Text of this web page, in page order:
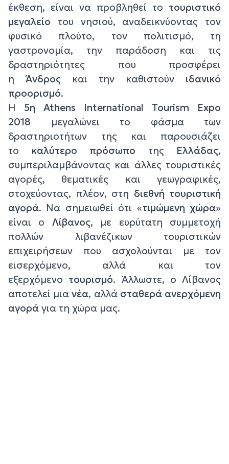
έκθεση, είναι να προβληθεί το τουριστικό
μεγαλείο του νησιού, αναδεικνύοντας τον
φυσικό πλούτο, τον πολιτισμό, τη
γαστρονομία, την παράδοση και τις
δραστηριότητες που προσφέρει
ηΆνδρος και την καθιστούν ιδανικό
προορισμό.
Η 5η Athens International Tourism Expo
2018 μεγαλώνει το φάσμα των
δραστηριοτήτων της και παρουσιάζει
το καλύτερο πρόσωπο της Ελλάδας,
συμπεριλαμβάνοντας και άλλες τουριστικές
αγορές, θεματικές και γεωγραφικές,
στοχεύοντας, πλέον, στη διεθνή τουριστική
αγορά. Να σημειωθεί ότι «τιμώμενη χώρα»
είναι ο Λίβανος, με ευρύτατη συμμετοχή
πολλών λιβανέζικων τουριστικών
επιχειρήσεων που ασχολούνται με τον
εισερχόμενο, αλλά και τον
εξερχόμενο τουρισμό. Άλλωστε, ο Λίβανος
αποτελεί μιανέα, αλλά σταθερά ανερχόμενη
αγορά για τη χώρα μας.